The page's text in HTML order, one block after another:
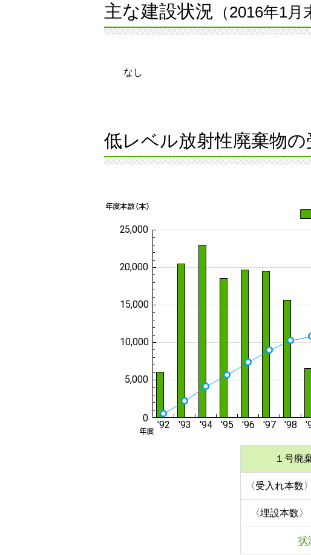
主な建設状況 （2016年1月
なし
低レベル放射性廃棄物
１号廃
〈受入れ本数〉
〈埋設本数〉
状